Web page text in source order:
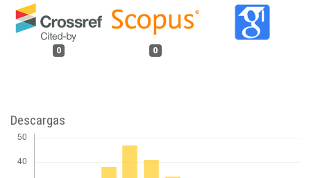
0 0
Descargas